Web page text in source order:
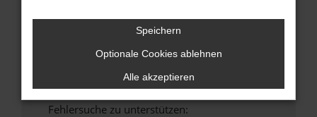
Wende dich an den Webseitenbetreiber.
Wenn du alle oben genannten Schritte versucht
hast, kontaktiere uns bitte. Wir werden
versuchen, das Problem zu beheben. Du kannst
uns diesen Text schicken, um uns bei der
Fehlersuche zu unterstützen:
Speichern
Optionale Cookies ablehnen
Alle akzeptieren